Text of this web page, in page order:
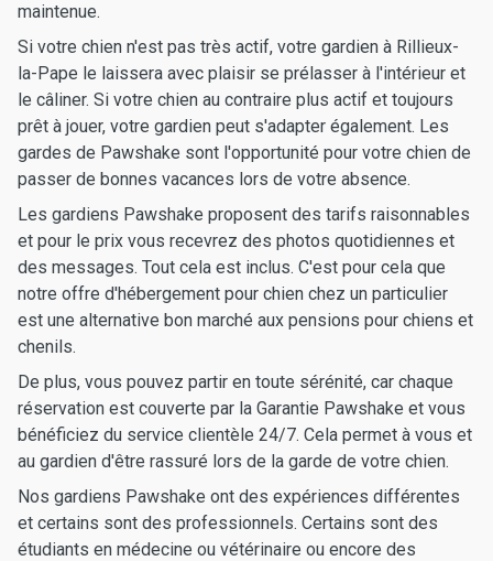
maintenue.
Si votre chien n'est pas très actif, votre gardien à Rillieux-
la-Pape le laissera avec plaisir se prélasser à l'intérieur et
le câliner. Si votre chien au contraire plus actif et toujours
prêt à jouer, votre gardien peut s'adapter également. Les
gardes de Pawshake sont l'opportunité pour votre chien de
passer de bonnes vacances lors de votre absence.
Les gardiens Pawshake proposent des tarifs raisonnables
et pour le prix vous recevrez des photos quotidiennes et
des messages. Tout cela est inclus. C'est pour cela que
notre offre d'hébergement pour chien chez un particulier
est une alternative bon marché aux pensions pour chiens et
chenils.
De plus, vous pouvez partir en toute sérénité, car chaque
réservation est couverte par la Garantie Pawshake et vous
bénéficiez du service clientèle 24/7. Cela permet à vous et
au gardien d'être rassuré lors de la garde de votre chien.
Nos gardiens Pawshake ont des expériences différentes
et certains sont des professionnels. Certains sont des
étudiants en médecine ou vétérinaire ou encore des